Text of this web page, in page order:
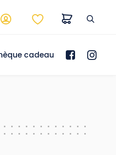
cadeau